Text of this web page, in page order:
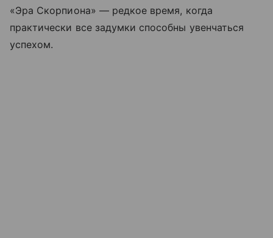
«Эра Скорпиона» — редкое время, когда
практически все задумки способны увенчаться
успехом.